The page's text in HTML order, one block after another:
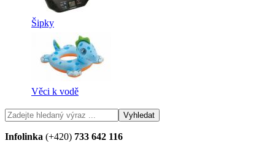
Šipky
Věci k vodě
Infolinka (+420) 733 642 116